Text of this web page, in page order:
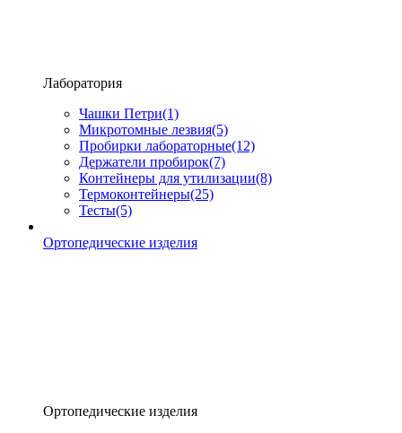
Лаборатория
Чашки Петри(1)
Микротомные лезвия(5)
Пробирки лабораторные(12)
Держатели пробирок(7)
Контейнеры для утилизации(8)
Термоконтейнеры(25)
Тесты(5)
Ортопедические изделия
Ортопедические изделия